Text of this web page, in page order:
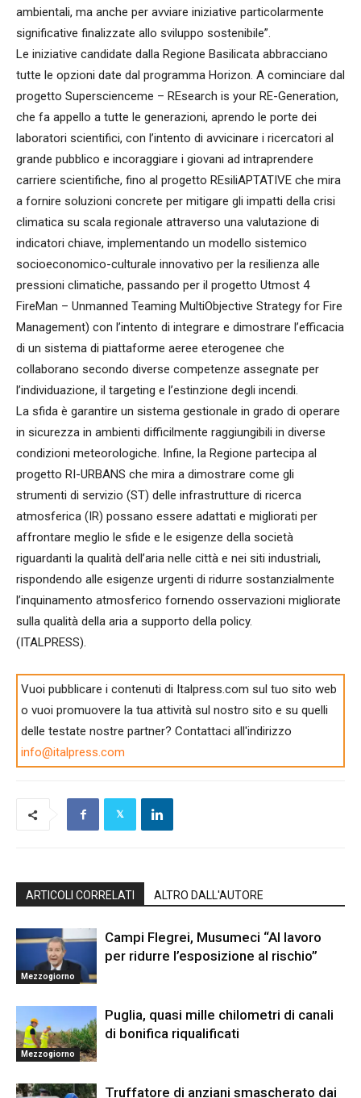
ambientali, ma anche per avviare iniziative particolarmente
significative finalizzate allo sviluppo sostenibile”.
Le iniziative candidate dalla Regione Basilicata abbracciano
tutte le opzioni date dal programma Horizon. A cominciare dal
progetto Superscienceme – REsearch is your RE-Generation,
che fa appello a tutte le generazioni, aprendo le porte dei
laboratori scientifici, con l’intento di avvicinare i ricercatori al
grande pubblico e incoraggiare i giovani ad intraprendere
carriere scientifiche, fino al progetto REsiliAPTATIVE che mira
a fornire soluzioni concrete per mitigare gli impatti della crisi
climatica su scala regionale attraverso una valutazione di
indicatori chiave, implementando un modello sistemico
socioeconomico-culturale innovativo per la resilienza alle
pressioni climatiche, passando per il progetto Utmost 4
FireMan – Unmanned Teaming MultiObjective Strategy for Fire
Management) con l’intento di integrare e dimostrare l’efficacia
di un sistema di piattaforme aeree eterogenee che
collaborano secondo diverse competenze assegnate per
l’individuazione, il targeting e l’estinzione degli incendi.
La sfida è garantire un sistema gestionale in grado di operare
in sicurezza in ambienti difficilmente raggiungibili in diverse
condizioni meteorologiche. Infine, la Regione partecipa al
progetto RI-URBANS che mira a dimostrare come gli
strumenti di servizio (ST) delle infrastrutture di ricerca
atmosferica (IR) possano essere adattati e migliorati per
affrontare meglio le sfide e le esigenze della società
riguardanti la qualità dell’aria nelle città e nei siti industriali,
rispondendo alle esigenze urgenti di ridurre sostanzialmente
l’inquinamento atmosferico fornendo osservazioni migliorate
sulla qualità della aria a supporto della policy.
(ITALPRESS).
Vuoi pubblicare i contenuti di Italpress.com sul tuo sito web
o vuoi promuovere la tua attività sul nostro sito e su quelli
delle testate nostre partner? Contattaci all'indirizzo
info@italpress.com
ARTICOLI CORRELATI ALTRO DALL'AUTORE
Mezzogiorno
Campi Flegrei, Musumeci “Al lavoro
per ridurre l’esposizione al rischio”
Mezzogiorno
Puglia, quasi mille chilometri di canali
di bonifica riqualificati
Truffatore di anziani smascherato dai